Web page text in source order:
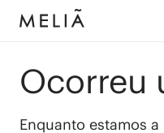
Ocorreu
Enquanto estamos